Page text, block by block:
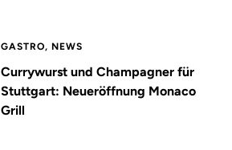
GASTRO, NEWS
Currywurst und Champagner für
Stuttgart: Neueröffnung Monaco
Grill